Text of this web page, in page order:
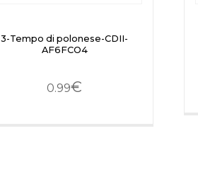
3-Tempo di polonese-CDII-
AF6FCO4
0.99€